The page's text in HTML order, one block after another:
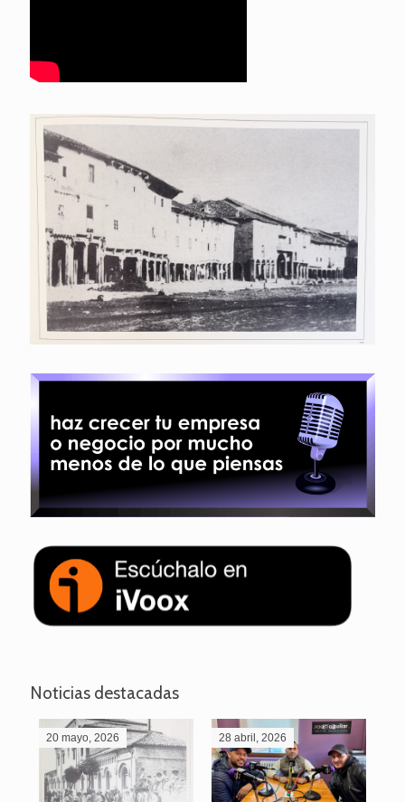
Noticias destacadas
20 mayo, 2026 28 abril, 2026